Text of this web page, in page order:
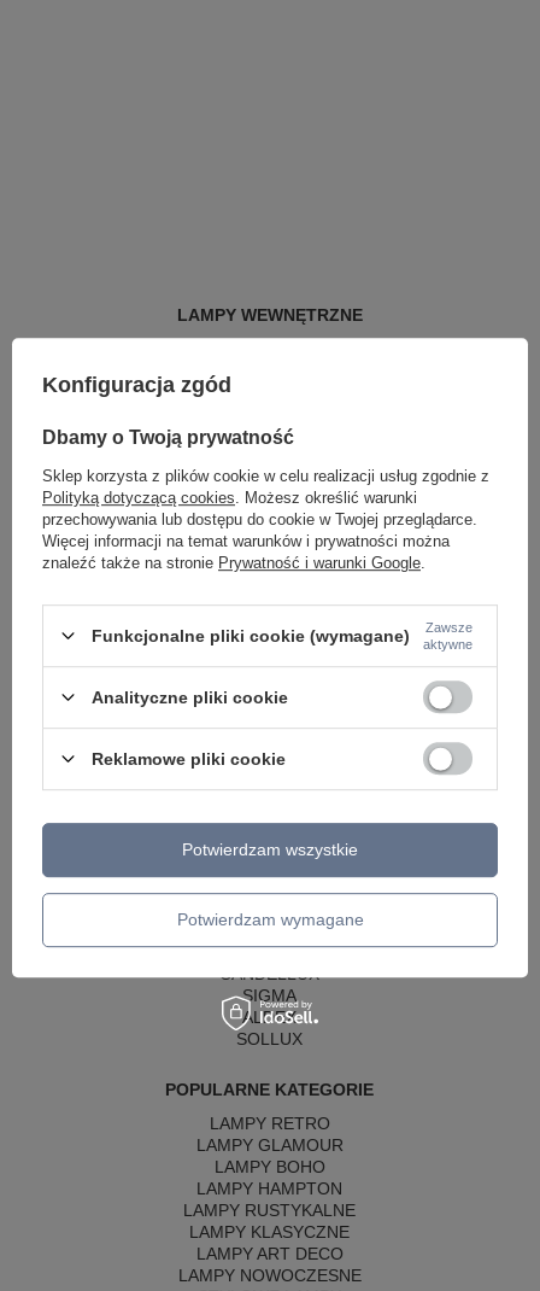
LAMPY WEWNĘTRZNE
LAMPKI NOCNE
LAMPY WISZĄCE CZARNE
KINKIETY DO SYPIALNI
LAMPY SUFITOWE OKRĄGŁE
LAMPY WISZĄCE
LAMPY ZEWNĘTRZNE
SŁUPKI OGRODOWE
LAMPY OGRODOWE - WISZĄCE
LAMPY WISZĄCE - ZEWNĘTRZNE
LAMPY OGRODOWE - SUFITOWE
LAMPY SOLARNE
KINKIETY OGRODOWE
OŚWIETLENIE SCHODÓW ZEWNĘTRZNE
ARGON
REALITY
CANDELLUX
SIGMA
ALDEX
SOLLUX
POPULARNE KATEGORIE
LAMPY RETRO
LAMPY GLAMOUR
LAMPY BOHO
LAMPY HAMPTON
LAMPY RUSTYKALNE
LAMPY KLASYCZNE
LAMPY ART DECO
LAMPY NOWOCZESNE
Konfiguracja zgód
Dbamy o Twoją prywatność
Sklep korzysta z plików cookie w celu realizacji usług zgodnie z
Polityką dotyczącą cookies . Możesz określić warunki
przechowywania lub dostępu do cookie w Twojej przeglądarce.
Więcej informacji na temat warunków i prywatności można
znaleźć także na stronie Prywatność i warunki Google
Funkcjonalne pliki cookie (wymagane)
Zawsze
aktywne
Analityczne pliki cookie
Reklamowe pliki cookie
Potwierdzam wymagane
Potwierdzam wszystkie